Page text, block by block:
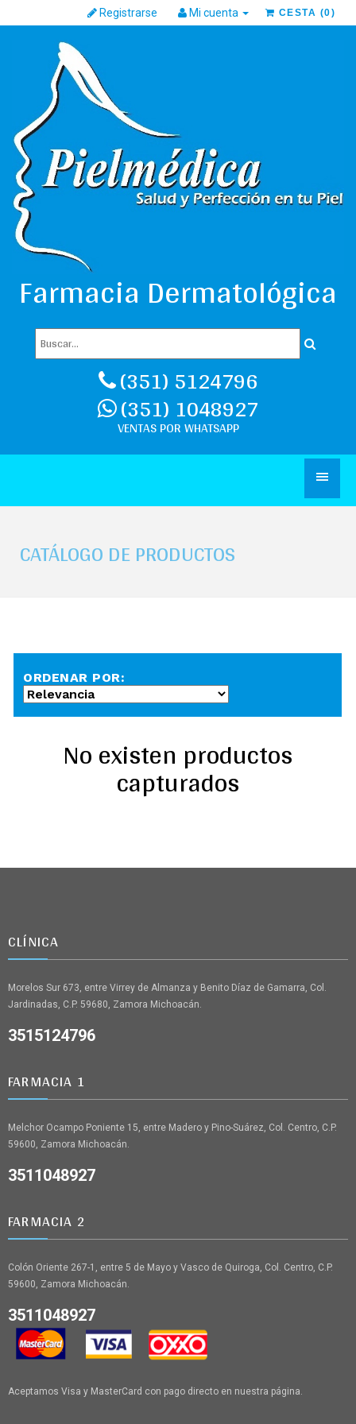
CESTA (0)
Registrarse Mi cuenta
Farmacia Dermatológica
(351) 5124796
(351) 1048927
CATÁLOGO DE PRODUCTOS
ORDENAR POR:
No existen productos
capturados
CLÍNICA
Morelos Sur 673, entre Virrey de Almanza y Benito Díaz de Gamarra, Col.
Jardinadas, C.P. 59680, Zamora Michoacán.
3515124796
FARMACIA 1
Melchor Ocampo Poniente 15, entre Madero y Pino-Suárez, Col. Centro, C.P.
59600, Zamora Michoacán.
3511048927
FARMACIA 2
Colón Oriente 267-1, entre 5 de Mayo y Vasco de Quiroga, Col. Centro, C.P.
59600, Zamora Michoacán.
3511048927
Aceptamos Visa y MasterCard con pago directo en nuestra página.